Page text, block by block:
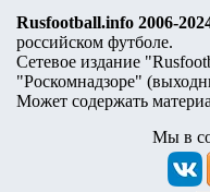
Rusfootball.info 2006-
российском футболе.
Сетевое издание
"Роскомнадзоре" (
Может содержать
Мы в